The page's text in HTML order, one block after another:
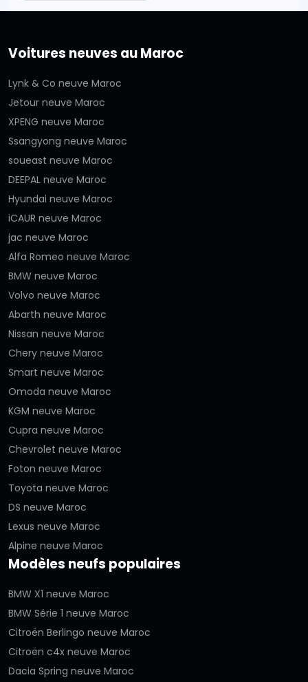
Voitures neuves au Maroc
Lynk & Co neuve Maroc
Jetour neuve Maroc
XPENG neuve Maroc
Ssangyong neuve Maroc
soueast neuve Maroc
DEEPAL neuve Maroc
Hyundai neuve Maroc
iCAUR neuve Maroc
jac neuve Maroc
Alfa Romeo neuve Maroc
BMW neuve Maroc
Volvo neuve Maroc
Abarth neuve Maroc
Nissan neuve Maroc
Chery neuve Maroc
Smart neuve Maroc
Omoda neuve Maroc
KGM neuve Maroc
Cupra neuve Maroc
Chevrolet neuve Maroc
Foton neuve Maroc
Toyota neuve Maroc
DS neuve Maroc
Lexus neuve Maroc
Alpine neuve Maroc
Modèles neufs populaires
BMW X1 neuve Maroc
BMW Série 1 neuve Maroc
Citroën Berlingo neuve Maroc
Citroën c4x neuve Maroc
Dacia Spring neuve Maroc